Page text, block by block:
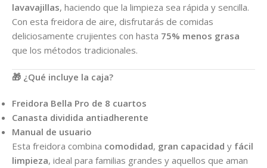
lavavajillas, haciendo que la limpieza sea rápida y sencilla.
Con esta freidora de aire, disfrutarás de comidas
deliciosamente crujientes con hasta 75% menos grasa
que los métodos tradicionales.
🎁 ¿Qué incluye la caja?
Freidora Bella Pro de 8 cuartos
Canasta dividida antiadherente
Manual de usuario
Esta freidora combina comodidad, gran capacidad y fácil
limpieza, ideal para familias grandes y aquellos que aman